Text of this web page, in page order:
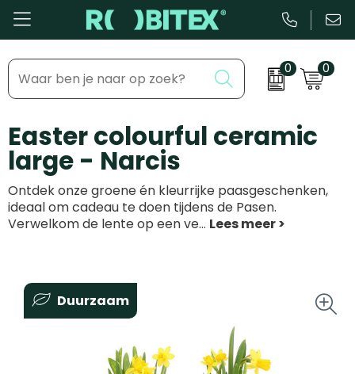
0 0
Bestsellers
Beurs & Event
Kantoor & Schrijfwaren
Eten & Drinkware
Groei & bloei
Kleding & accessoires
Inhaakmomenten
Feestdagen
Zakelijke evenementen
Dag van de ...
Easter colourful ceramic
large - Narcis
Ontdek onze groene én kleurrijke paasgeschenken,
ideaal om cadeau te doen tijdens de Pasen.
Verwelkom de lente op een ve...
Duurzaam